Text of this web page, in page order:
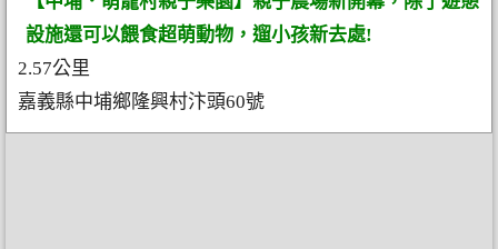
設施還可以餵食超萌動物，遛小孩新去處!
2.57公里
嘉義縣中埔鄉隆興村汴頭60號